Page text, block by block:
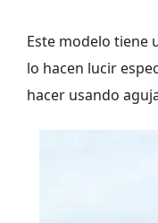
Este modelo tiene
lo hacen lucir
hacer usando